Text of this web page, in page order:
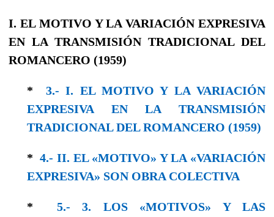
I. EL MOTIVO Y LA VARIACIÓN EXPRESIVA
EN LA TRANSMISIÓN TRADICIONAL DEL
ROMANCERO (1959)
* 3.- I. EL MOTIVO Y LA VARIACIÓN
EXPRESIVA EN LA TRANSMISIÓN
TRADICIONAL DEL ROMANCERO (1959)
*4.- II. EL «MOTIVO» Y LA «VARIACIÓN
EXPRESIVA» SON OBRA COLECTIVA
* 5.- 3. LOS «MOTIVOS» Y LAS